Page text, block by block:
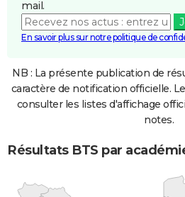
mail.
En savoir plus sur notre politique de
NB : La présente publication de
caractère de notification officielle.
consulter les listes d'affichage
notes.
Résultats BTS par